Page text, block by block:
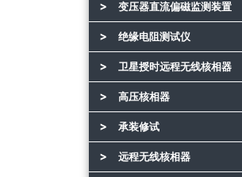
变压器直流偏磁监测装置
绝缘电阻测试仪
卫星授时远程无线核相器
高压核相器
承装修试
远程无线核相器